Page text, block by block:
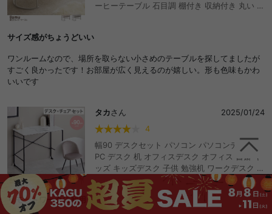
ーヒーテーブル 石目調 棚付き 収納付き 丸い 楕
サイズ感がちょうどいい
ワンルームなので、場所を取らない小さめのテーブルを探してましたが
すごく良かったです！お部屋が広く見えるのが嬉しい。形も色味もかわ
いいです
タカさん
2025/01/24
4
幅90 デスクセット パソコン パソコンデスク
PC デスク 机 オフィスデスク オフィス 書斎 キ
ッズ キッズデスク 子供 勉強机 ワークデスク ワ
ーク 在宅 在宅ワーク 大理石 おしゃれ 人気 新
生活 スリム 2点セット 化粧台 メイク ドレッサ
ー 作業台 韓国 大理石柄 ベロア素材 高級感 金
リモートワークに利用